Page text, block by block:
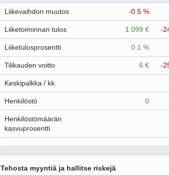
Liikevaihdon muutos -0.5 %
Liiketoiminnan tulos 1 099 € -
Liiketulosprosentti 0.1 %
Tilikauden voitto 6 € -
Keskipalkka / kk
Henkilöstö 0
Henkilöstömäärän
kasvuprosentti
Tehosta myyntiä ja hallitse riskejä